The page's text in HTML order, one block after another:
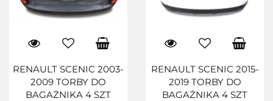
RENAULT SCENIC 2003-
2009 TORBY DO
BAGAŻNIKA 4 SZT
RENAULT SCENIC 2015-
2019 TORBY DO
BAGAŻNIKA 4 SZT